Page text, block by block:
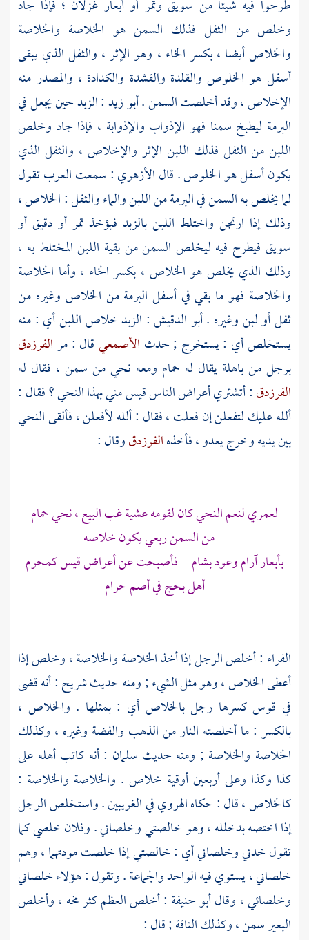
طرحوا فيه شيئا من سويق وتمر أو أبعار غزلان ؛ فإذا جاد
وخلص من الثفل فذلك السمن هو الخلاصة والخلاصة
والخلاص أيضا ، بكسر الخاء ، وهو الإثر ، والثفل الذي يبقى
أسفل هو الخلوص والقلدة والقشدة والكدادة ، والمصدر منه
الإخلاص ، وقد أخلصت السمن .أبو زيد: الزبد حين يجعل في
البرمة ليطبخ سمنا فهو الإذواب والإذوابة ، فإذا جاد وخلص
اللبن من الثفل فذلك اللبن الإثر والإخلاص ، والثفل الذي
يكون أسفل هو الخلوص . قالالأزهري: سمعت العرب تقول
لما يخلص به السمن في البرمة من اللبن والماء والثفل : الخلاص ،
وذلك إذا ارتجن واختلط اللبن بالزبد فيؤخذ تمر أو دقيق أو
سويق فيطرح فيه ليخلص السمن من بقية اللبن المختلط به ،
وذلك الذي يخلص هو الخلاص ، بكسر الخاء ، وأما الخلاصة
والخلاصة فهو ما بقي في أسفل البرمة من الخلاص وغيره من
ثفل أو لبن وغيره .أبو الدقيش: الزبد خلاص اللبن أي : منه
يستخلص أي : يستخرج ; حدث الأصمعيقال : مرالفرزدق
برجل منباهلةيقال له حمام ومعه نحي من سمن ، فقال له
الفرزدق: أتشتري أعراض الناسقيسمني بهذا النحي ؟ فقال :
ألله عليك لتفعلن إن فعلت ، فقال : ألله لأفعلن ، فألقى النحي
بين يديه وخرج يعدو ، فأخذهالفرزدقوقال :
لعمري لنعم النحي كان لقومه عشية غب البيع ، نحي حمام
من السمن ربعي يكون خلاصه
بأبعار آرام وعود بشام فأصبحت عن أعراضقيسكمحرم
أهل بحج في أصم حرام
الفراء : أخلص الرجل إذا أخذ الخلاصة والخلاصة ، وخلص إذا
أعطى الخلاص ، وهو مثل الشيء ; ومنه حديثشريح: أنه قضى
في قوس كسرها رجل بالخلاص أي : بمثلها . والخلاص ،
بالكسر : ما أخلصته النار من الذهب والفضة وغيره ، وكذلك
الخلاصة والخلاصة ; ومنه حديث سلمان : أنه كاتب أهله على
كذا وكذا وعلى أربعين أوقية خلاص . والخلاصة والخلاصة :
كالخلاص ، قال : حكاهالهرويفي الغريبين . واستخلص الرجل
إذا اختصه بدخلله ، وهو خالصتي وخلصاني . وفلان خلصي كما
تقول خدني وخلصاني أي : خالصتي إذا خلصت مودتهما ، وهم
خلصاني ، يستوي فيه الواحد والجماعة . وتقول : هؤلاء خلصاني
وخلصائي ، وقالأبو حنيفة : أخلص العظم كثر مخه ، وأخلص
البعير سمن ، وكذلك الناقة ; قال :